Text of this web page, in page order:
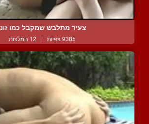
צעיר מתלבש שמקבל כמו
9385 צפיות | 12 המלצות